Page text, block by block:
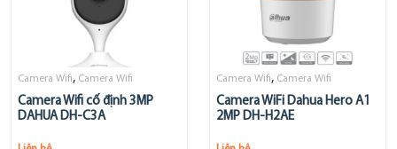
Camera Wifi, Camera Wifi
Camera Wifi cố định 3MP
DAHUA DH-C3A
Camera Wifi, Camera Wifi
Camera WiFi Dahua Hero A1
2MP DH-H2AE